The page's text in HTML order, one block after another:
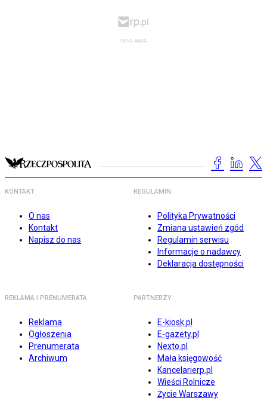
KONTAKT
O nas
Kontakt
Napisz do nas
REGULAMIN
Polityka Prywatności
Zmiana ustawień zgód
Regulamin serwisu
Informacje o nadawcy
Deklaracja dostępności
REKLAMA I PRENUMERATA
Reklama
Ogłoszenia
Prenumerata
Archiwum
PARTNERZY
E-kiosk.pl
E-gazety.pl
Nexto.pl
Mała księgowość
Kancelarierp.pl
Wieści Rolnicze
Życie Warszawy